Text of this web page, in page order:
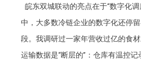
皖东双城联动的亮点在于“数字化
中，大多数冷链企业的数字化还停留
段。我调研过一家年营收过亿的食
运输数据是“断层的”：仓库有温控